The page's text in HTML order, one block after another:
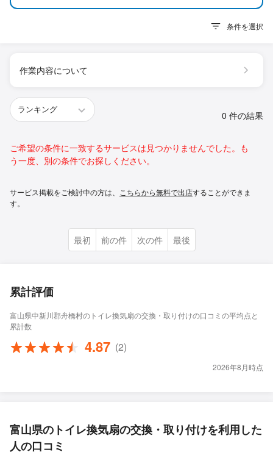
条件を選択
作業内容について
0 件の結果
ご希望の条件に一致するサービスは見つかりませんでした。も
う一度、別の条件でお探しください。
サービス掲載をご検討中の方は、 こちらから無料で出店することができま
す。
最初 前の件 次の件 最後
累計評価
富山県中新川郡舟橋村のトイレ換気扇の交換・取り付けの口コミの平均点と
累計数
4.87 (2)
2026年8月時点
富山県のトイレ換気扇の交換・取り付けを利用した
人の口コミ